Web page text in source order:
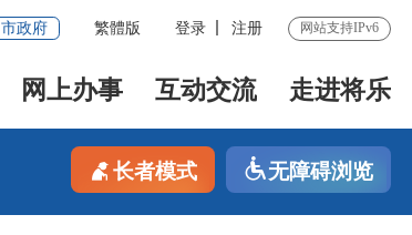
市政府 繁體版 登录 注册 网站支持IPv6
网上办事 互动交流 走进将乐
长者模式 无障碍浏览